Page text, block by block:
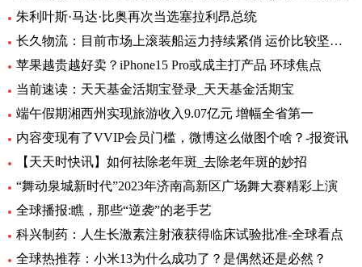
朱利叶斯·马达·比奥再次当选塞拉利昂总统
长久物流：目前市场上滚装船运力持续紧俏 运价比较坚挺-当前速看
苹果越贵越好卖？iPhone15 Pro或成主打产品 环球焦点
当前速读：天天基金活期宝登录_天天基金活期宝
端午假期湘西州实现旅游收入9.07亿元 增幅全省第一
内容变现有了VVIP会员门槛，微博这么做图个啥？-报资讯
【天天时快讯】如何祛除老年斑_去除老年斑的妙招
“舞动泉城新时代”2023年济南高新区广场舞大赛精彩上演
全球播报:瞧，那些“逆袭”的老手艺
科兴制药：人生长激素注射液获得临床试验批准-全球看点
全球热推荐：小米13为什么成功了？是偶然还是必然？